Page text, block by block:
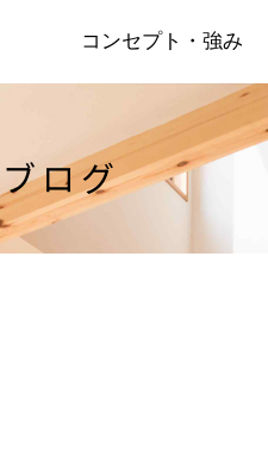
コンセプト・強み
ブログ